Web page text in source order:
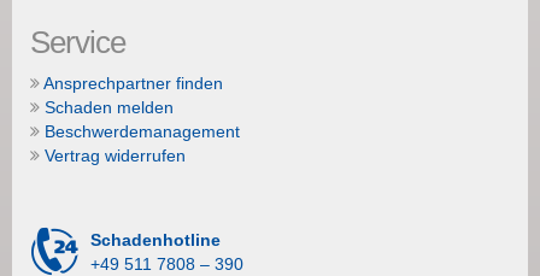
Service
Ansprechpartner finden
Schaden melden
Beschwerdemanagement
Vertrag widerrufen
Schadenhotline
+49 511 7808 – 390